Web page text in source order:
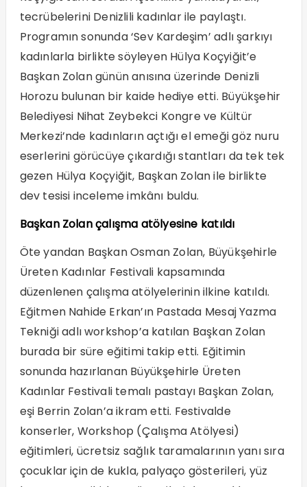
tecrübelerini Denizlili kadınlar ile paylaştı.
Programın sonunda ‘Sev Kardeşim’ adlı şarkıyı
kadınlarla birlikte söyleyen Hülya Koçyiğit’e
Başkan Zolan günün anısına üzerinde Denizli
Horozu bulunan bir kaide hediye etti. Büyükşehir
Belediyesi Nihat Zeybekci Kongre ve Kültür
Merkezi’nde kadınların açtığı el emeği göz nuru
eserlerini görücüye çıkardığı stantları da tek tek
gezen Hülya Koçyiğit, Başkan Zolan ile birlikte
dev tesisi inceleme imkânı buldu.
Başkan Zolan çalışma atölyesine katıldı
Öte yandan Başkan Osman Zolan, Büyükşehirle
Üreten Kadınlar Festivali kapsamında
düzenlenen çalışma atölyelerinin ilkine katıldı.
Eğitmen Nahide Erkan’ın Pastada Mesaj Yazma
Tekniği adlı workshop’a katılan Başkan Zolan
burada bir süre eğitimi takip etti. Eğitimin
sonunda hazırlanan Büyükşehirle Üreten
Kadınlar Festivali temalı pastayı Başkan Zolan,
eşi Berrin Zolan’a ikram etti. Festivalde
konserler, Workshop (Çalışma Atölyesi)
eğitimleri, ücretsiz sağlık taramalarının yanı sıra
çocuklar için de kukla, palyaço gösterileri, yüz